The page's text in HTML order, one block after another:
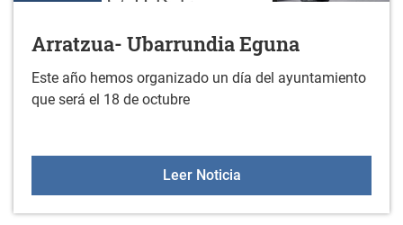
Arratzua- Ubarrundia Eguna
Este año hemos organizado un día del ayuntamiento
que será el 18 de octubre
Leer NoticiaArratzua- Ubarrundia